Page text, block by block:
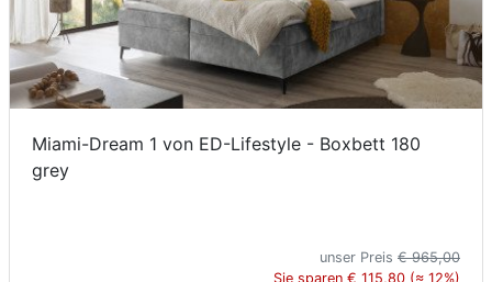
Miami-Dream 1 von ED-Lifestyle - Boxbett 180
grey
unser Preis € 965,00
Sie sparen € 115,80 (≈ 12%)